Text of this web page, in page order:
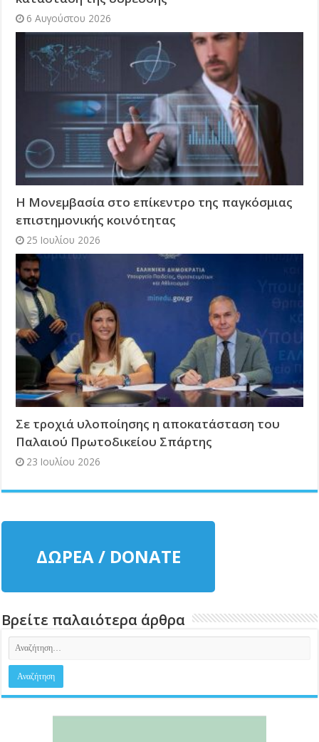
6 Αυγούστου 2026
Η Μονεμβασία στο επίκεντρο της παγκόσμιας
επιστημονικής κοινότητας
25 Ιουλίου 2026
Σε τροχιά υλοποίησης η αποκατάσταση του
Παλαιού Πρωτοδικείου Σπάρτης
23 Ιουλίου 2026
ΔΩΡΕΑ / DONATE
Βρείτε παλαιότερα άρθρα